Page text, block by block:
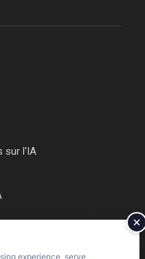
sur l'IA
experience, serve